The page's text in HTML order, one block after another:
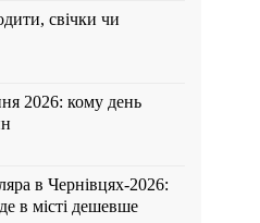
свічки чи
2026: кому день
в Чернівцях-2026:
в місті дешевше